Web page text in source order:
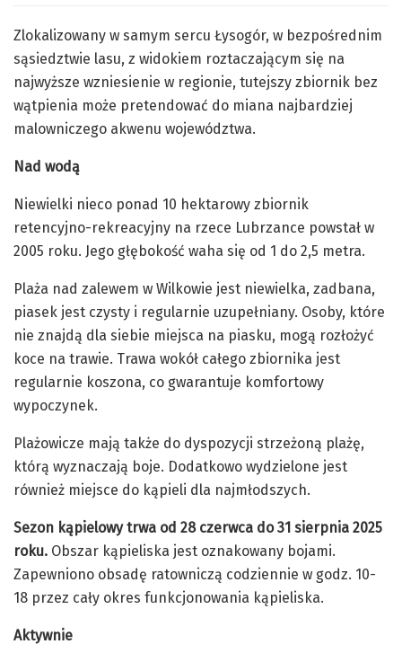
Zlokalizowany w samym sercu Łysogór, w bezpośrednim
sąsiedztwie lasu, z widokiem roztaczającym się na
najwyższe wzniesienie w regionie, tutejszy zbiornik bez
wątpienia może pretendować do miana najbardziej
malowniczego akwenu województwa.
Nad wodą
Niewielki nieco ponad 10 hektarowy zbiornik
retencyjno-rekreacyjny na rzece Lubrzance powstał w
2005 roku. Jego głębokość waha się od 1 do 2,5 metra.
Plaża nad zalewem w Wilkowie jest niewielka, zadbana,
piasek jest czysty i regularnie uzupełniany. Osoby, które
nie znajdą dla siebie miejsca na piasku, mogą rozłożyć
koce na trawie. Trawa wokół całego zbiornika jest
regularnie koszona, co gwarantuje komfortowy
wypoczynek.
Plażowicze mają także do dyspozycji strzeżoną plażę,
którą wyznaczają boje. Dodatkowo wydzielone jest
również miejsce do kąpieli dla najmłodszych.
Sezon kąpielowy trwa od 28 czerwca do 31 sierpnia 2025
roku. Obszar kąpieliska jest oznakowany bojami.
Zapewniono obsadę ratowniczą codziennie w godz. 10-
18 przez cały okres funkcjonowania kąpieliska.
Aktywnie